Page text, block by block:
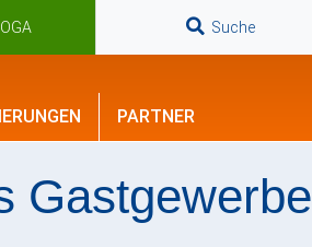
Suche
PARTNER
Gastgewerbe